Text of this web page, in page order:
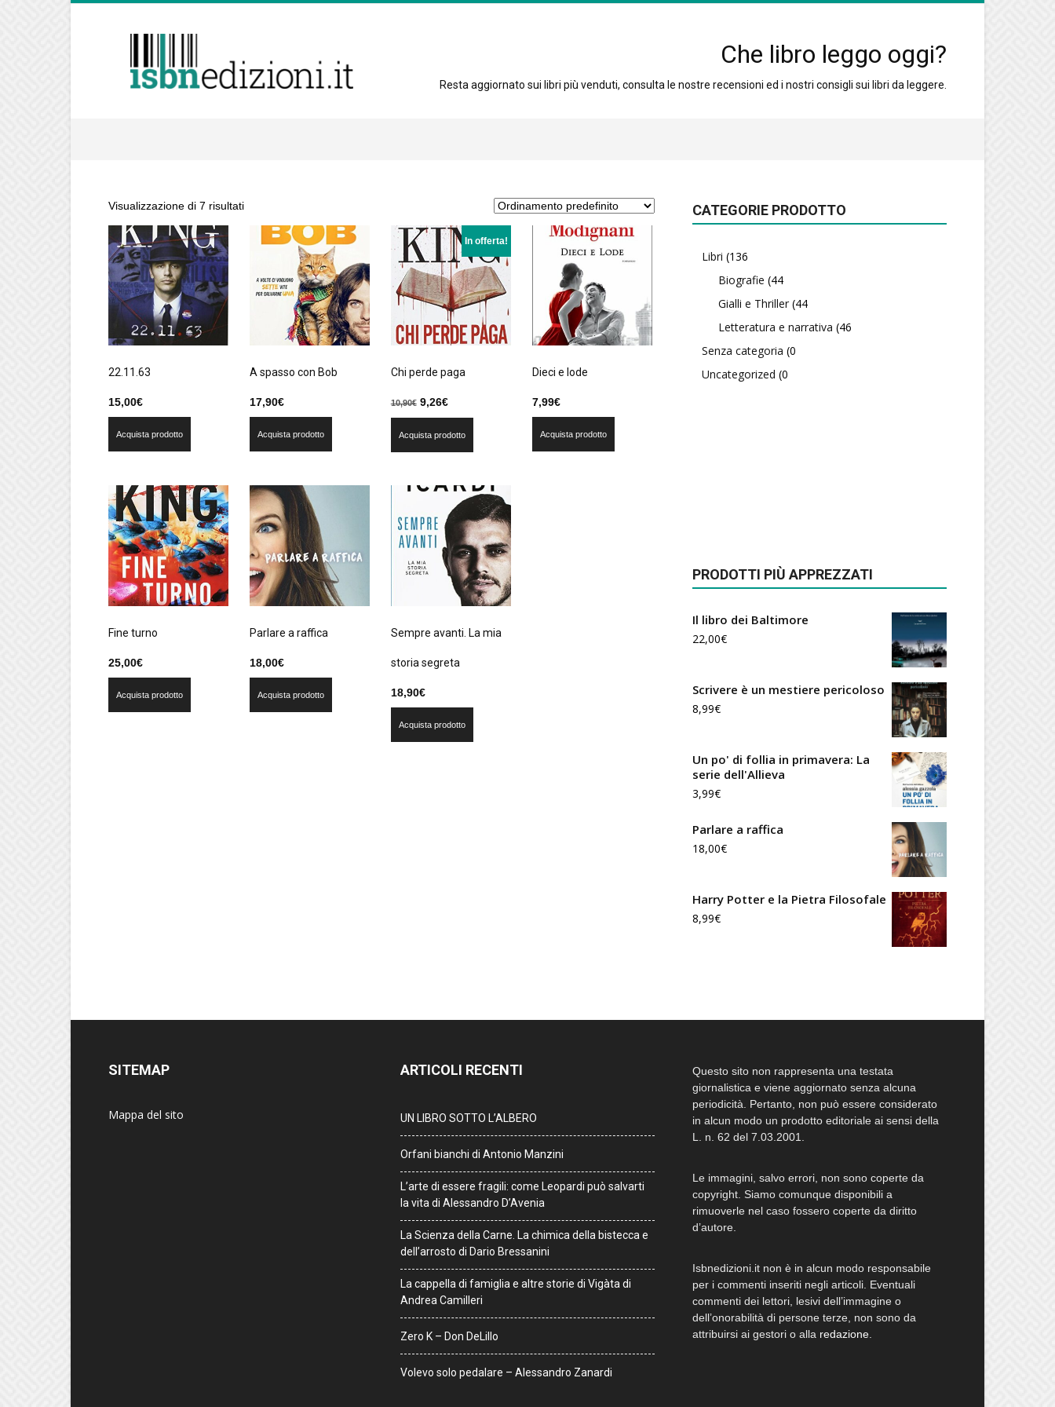
isbnedizioni.it
Che libro leggo oggi?
Resta aggiornato sui libri più venduti, consulta le nostre recensioni ed i nostri consigli sui libri da leggere.
Visualizzazione di 7 risultati
22.11.63
15,00€
Acquista prodotto
A spasso con Bob
17,90€
Acquista prodotto
In offerta!
Chi perde paga
10,90€ Il
prezzo
originale
9,26€Il
prezzo
attuale
Acquista prodotto
Dieci e lode
7,99€
Acquista prodotto
Fine turno
25,00€
Acquista prodotto
Parlare a raffica
18,00€
Acquista prodotto
Sempre avanti. La mia
storia segreta
18,90€
Acquista prodotto
CATEGORIE PRODOTTO
Libri (136
Biografie (44
Gialli e Thriller (44
Letteratura e narrativa (46
Senza categoria (0
Uncategorized (0
PRODOTTI PIÙ APPREZZATI
Il libro dei Baltimore
22,00€
Scrivere è un mestiere pericoloso
8,99€
Un po' di follia in primavera: La
serie dell'Allieva
3,99€
Parlare a raffica
18,00€
Harry Potter e la Pietra Filosofale
8,99€
SITEMAP
Mappa del sito
ARTICOLI RECENTI
UN LIBRO SOTTO L’ALBERO
Orfani bianchi di Antonio Manzini
L’arte di essere fragili: come Leopardi può salvarti
la vita di Alessandro D’Avenia
La Scienza della Carne. La chimica della bistecca e
dell’arrosto di Dario Bressanini
La cappella di famiglia e altre storie di Vigàta di
Andrea Camilleri
Zero K – Don DeLillo
Volevo solo pedalare – Alessandro Zanardi
Questo sito non rappresenta una testata
giornalistica e viene aggiornato senza alcuna
periodicità. Pertanto, non può essere considerato
in alcun modo un prodotto editoriale ai sensi della
L. n. 62 del 7.03.2001.
Le immagini, salvo errori, non sono coperte da
copyright. Siamo comunque disponibili a
rimuoverle nel caso fossero coperte da diritto
d’autore.
Isbnedizioni.it non è in alcun modo responsabile
per i commenti inseriti negli articoli. Eventuali
commenti dei lettori, lesivi dell’immagine o
dell’onorabilità di persone terze, non sono da
attribuirsi ai gestori o alla redazione